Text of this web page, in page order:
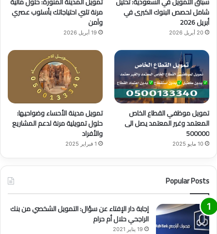
e
م
شامل لحصص البنوك الكبرى في
أبريل 2026
20 أبريل 2026
مرنة تلبي احتياجاتك بأسلوب عصري
وآمن
19 أبريل 2026
تمويل موظفي القطاع الخاص
المعتمد وغير المعتمد يصل الى
500000
10 مايو 2025
تمويل مدينة الأحساء وضواحيها:
حلول تمويلية مرنة لدعم المشاريع
والأفراد
1 فبراير 2025
Popular Posts
إجابة دار الإفتاء عن سؤال: التمويل الشخصي من بنك
الراجحي حلال أم حرام
19 يناير 2021